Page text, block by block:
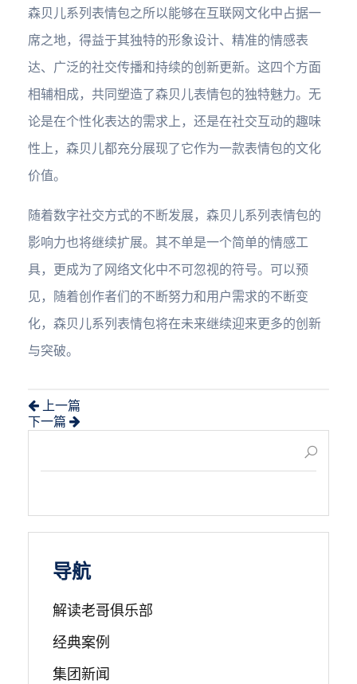
森贝儿系列表情包之所以能够在互联网文化中占据一
席之地，得益于其独特的形象设计、精准的情感表
达、广泛的社交传播和持续的创新更新。这四个方面
相辅相成，共同塑造了森贝儿表情包的独特魅力。无
论是在个性化表达的需求上，还是在社交互动的趣味
性上，森贝儿都充分展现了它作为一款表情包的文化
价值。
随着数字社交方式的不断发展，森贝儿系列表情包的
影响力也将继续扩展。其不单是一个简单的情感工
具，更成为了网络文化中不可忽视的符号。可以预
见，随着创作者们的不断努力和用户需求的不断变
化，森贝儿系列表情包将在未来继续迎来更多的创新
与突破。
上一篇
下一篇
导航
解读老哥俱乐部
经典案例
集团新闻